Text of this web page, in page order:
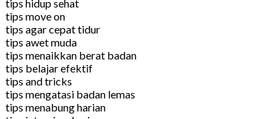
tips hidup sehat
tips move on
tips agar cepat tidur
tips awet muda
tips menaikkan berat badan
tips belajar efektif
tips and tricks
tips mengatasi badan lemas
tips menabung harian